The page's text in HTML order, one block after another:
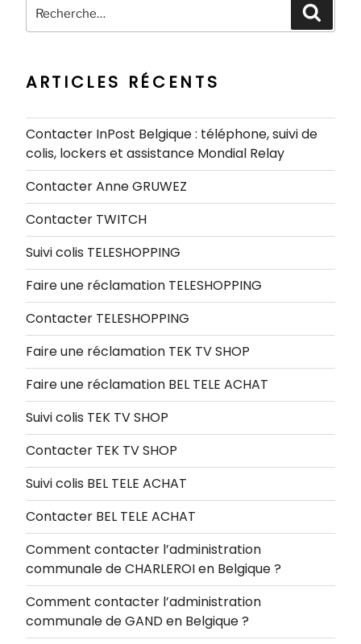
pour
ARTICLES RÉCENTS
Contacter InPost Belgique : téléphone, suivi de
colis, lockers et assistance Mondial Relay
Contacter Anne GRUWEZ
Contacter TWITCH
Suivi colis TELESHOPPING
Faire une réclamation TELESHOPPING
Contacter TELESHOPPING
Faire une réclamation TEK TV SHOP
Faire une réclamation BEL TELE ACHAT
Suivi colis TEK TV SHOP
Contacter TEK TV SHOP
Suivi colis BEL TELE ACHAT
Contacter BEL TELE ACHAT
Comment contacter l’administration
communale de CHARLEROI en Belgique ?
Comment contacter l’administration
communale de GAND en Belgique ?